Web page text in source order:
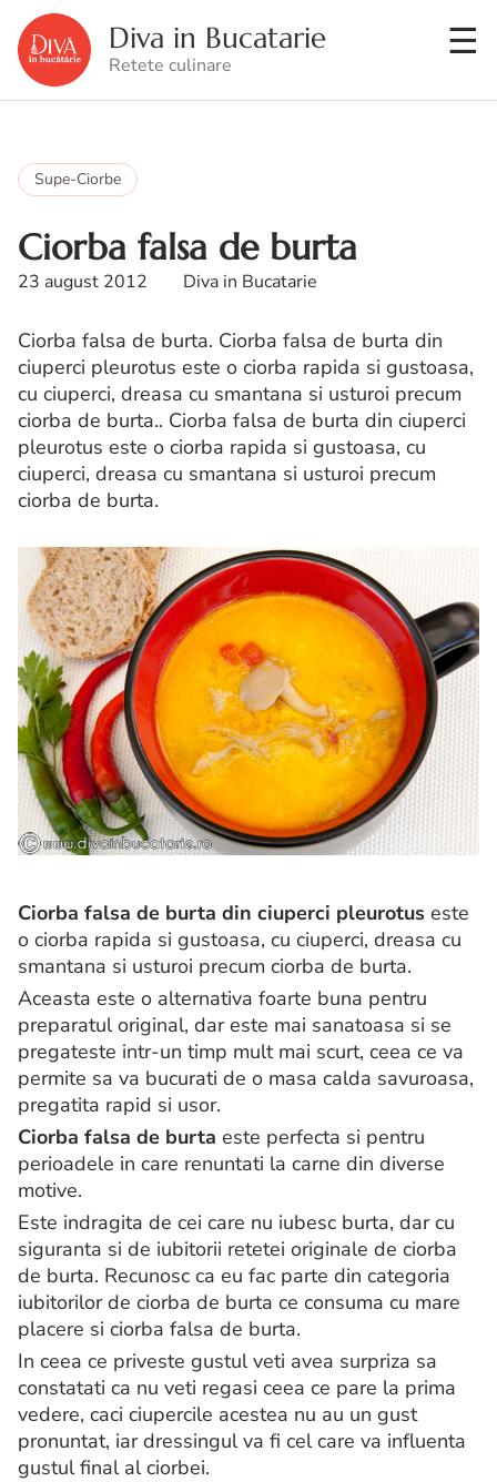
Diva in Bucatarie
Retete culinare
Supe-Ciorbe
Ciorba falsa de burta
23 august 2012 Diva in Bucatarie
Ciorba falsa de burta. Ciorba falsa de burta din
ciuperci pleurotus este o ciorba rapida si gustoasa,
cu ciuperci, dreasa cu smantana si usturoi precum
ciorba de burta.. Ciorba falsa de burta din ciuperci
pleurotus este o ciorba rapida si gustoasa, cu
ciuperci, dreasa cu smantana si usturoi precum
ciorba de burta.
Ciorba falsa de burta din ciuperci pleurotus este
o ciorba rapida si gustoasa, cu ciuperci, dreasa cu
smantana si usturoi precum ciorba de burta.
Aceasta este o alternativa foarte buna pentru
preparatul original, dar este mai sanatoasa si se
pregateste intr-un timp mult mai scurt, ceea ce va
permite sa va bucurati de o masa calda savuroasa,
pregatita rapid si usor.
Ciorba falsa de burta este perfecta si pentru
perioadele in care renuntati la carne din diverse
motive.
Este indragita de cei care nu iubesc burta, dar cu
siguranta si de iubitorii retetei originale de ciorba
de burta. Recunosc ca eu fac parte din categoria
iubitorilor de ciorba de burta ce consuma cu mare
placere si ciorba falsa de burta.
In ceea ce priveste gustul veti avea surpriza sa
constatati ca nu veti regasi ceea ce pare la prima
vedere, caci ciupercile acestea nu au un gust
pronuntat, iar dressingul va fi cel care va influenta
gustul final al ciorbei.